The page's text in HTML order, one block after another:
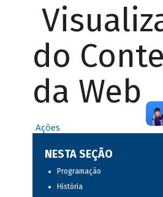
do
da Web
Ações
NESTA SEÇÃO
Programação
História